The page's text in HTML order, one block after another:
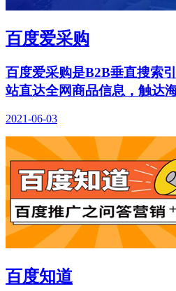
百度爱采购
百度爱采购是B2B垂直搜索
站直达全网商品信息，触达
2021-06-03
百度知道